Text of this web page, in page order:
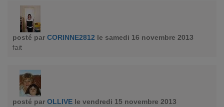
posté par CORINNE2812 le samedi 16 novembre 2013
fait
posté par OLLIVE le vendredi 15 novembre 2013